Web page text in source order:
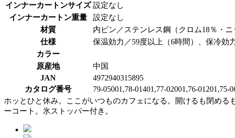
インナーカートンサイズ 設定なし
インナーカートン重量
設定なし
材質
内ビン／ステンレス鋼（クロム18％・
仕様
保温効力／59度以上（6時間）、保冷効
カラー
原産地
中国
JAN
4972940315895
カタログ番号
79-05001,78-01401,77-02001,76-01201,75-
ホッとひと休み。ここがいつものカフェになる。開けるも閉め
ーコート。氷ストッパー付き。